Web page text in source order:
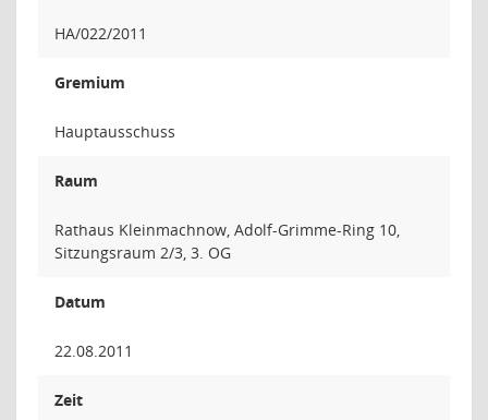
HA/022/2011
Gremium
Hauptausschuss
Raum
Rathaus Kleinmachnow, Adolf-Grimme-Ring 10,
Sitzungsraum 2/3, 3. OG
Datum
22.08.2011
Zeit